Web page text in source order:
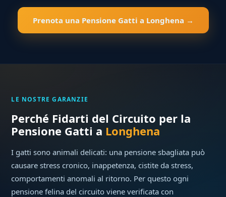
Prenota una Pensione Gatti a Longhena →
LE NOSTRE GARANZIE
Perché Fidarti del Circuito per la
Pensione Gatti a Longhena
I gatti sono animali delicati: una pensione sbagliata può
causare stress cronico, inappetenza, cistite da stress,
comportamenti anomali al ritorno. Per questo ogni
pensione felina del circuito viene verificata con